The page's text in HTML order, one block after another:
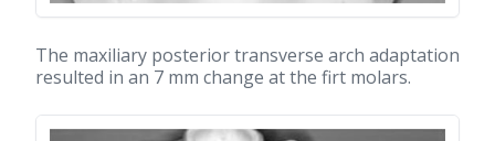
The maxiliary posterior transverse arch adaptation
resulted in an 7 mm change at the firt molars.